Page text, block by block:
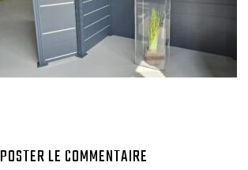
POSTER LE COMMENTAIRE